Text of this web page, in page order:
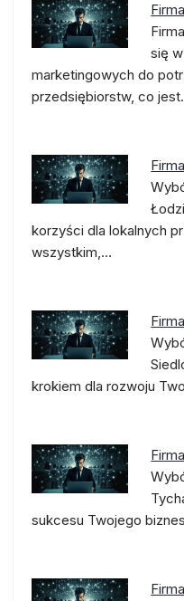
się
marketingowych do
przedsiębiorstw, co
korzyści dla lokalnych
wszystkim,…
krokiem dla rozwoju
sukcesu Twojego